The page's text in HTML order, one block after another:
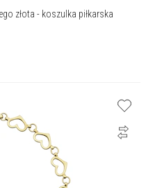
złota - koszulka piłkarska